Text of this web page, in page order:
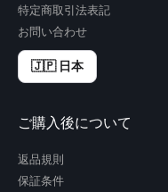
特定商取引法表記
お問い合わせ
🇯🇵 日本
ご購入後について
返品規則
保証条件